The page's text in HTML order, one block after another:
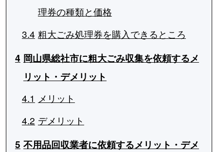
理券の種類と価格
3.4 粗大ごみ処理券を購入できるところ
4 岡山県総社市に粗大ごみ収集を依頼するメ
リット・デメリット
4.1 メリット
4.2 デメリット
5 不用品回収業者に依頼するメリット・デメ